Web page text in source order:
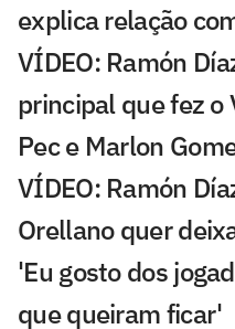
explica relação
VÍDEO: Ramón
principal que fez o
Pec e Marlon
VÍDEO: Ramón
Orellano quer
'Eu gosto dos
que queiram ficar'